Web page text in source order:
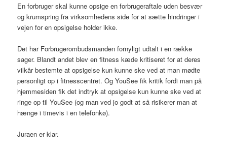
En forbruger skal kunne opsige en forbrugeraftale uden besvær
og krumspring fra virksomhedens side for at sætte hindringer i
vejen for en opsigelse holder ikke.
Det har Forbrugerombudsmanden fornyligt udtalt i en række
sager. Blandt andet blev en fitness kæde kritiseret for at deres
vilkår bestemte at opsigelse kun kunne ske ved at man mødte
personligt op i fitnesscentret. Og YouSee fik kritik fordi man på
hjemmesiden fik det indtryk at opsigelse kun kunne ske ved at
ringe op til YouSee (og man ved jo godt at så risikerer man at
hænge i timevis i en telefonkø).
Juraen er klar.